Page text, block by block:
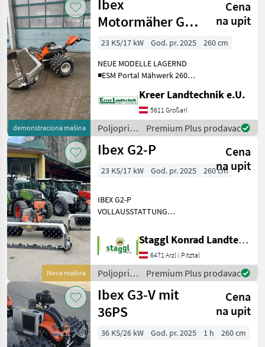
strojevi /
Ibex
demonstraciona mašina
Ibex
Motormäher G2
P LAGERND
Cena
na upit
23 KS/17 kW God. pr. 2025
260 cm
NEUE MODELLE LAGERND
◾ESM Portal Mähwerk 260
Kundenwunsch ◾2-Zylinder
◾stufenloser Geräteantrieb
zusätzl
Kreer Landtechnik e.U.
5611 Großarl
Poljoprivredni
motorni
strojevi /
Premium Plus prodavac
Nova mašina
Ibex G2-P
Cena
na upit
23 KS/17 kW God. pr. 2025 260 cm
IBEX G2-P
VOLLAUSSTATTUNG
NEUMASCHINE -
VOLLAUSSTATTUNG - 23 PS
Vanguard Motor -
hydraulische
Achsverschiebung 350mm (
Verstellzeit ca. 7 sec.)
Staggl Konrad Landtechnik Oberland
6471 Arzl i.Pitztal
Poljoprivredni
motorni
strojevi /
Ibex
Premium Plus prodavac
Ibex G3-V mit
36PS
Cena
na upit
36 KS/26 kW God. pr. 2025 1 h
260 cm